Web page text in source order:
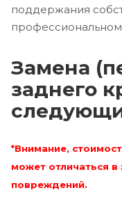
поддержания
Замена
заднего
*Внимание,
может отличаться в
повреждений.